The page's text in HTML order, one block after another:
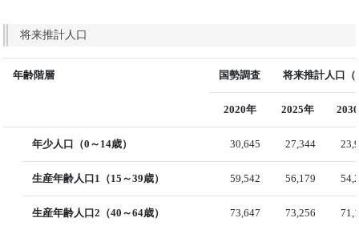
将来推計人口
年齢階層 国勢調査 将来推計人口（
2020年 2025年
年少人口（0～14歳） 30,645 27,344
生産年齢人口1（15～39歳） 59,542 56,179
生産年齢人口2（40～64歳） 73,647 73,256